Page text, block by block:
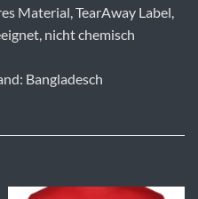
Material, TearAway Label,
nicht chemisch
Bangladesch